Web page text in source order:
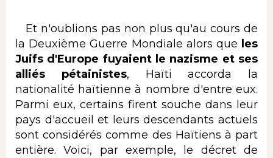
Et n'oublions pas non plus qu'au cours de
la Deuxième Guerre Mondiale alors que les
Juifs d'Europe fuyaient le nazisme et ses
alliés pétainistes, Haïti accorda la
nationalité haïtienne à nombre d'entre eux.
Parmi eux, certains firent souche dans leur
pays d'accueil et leurs descendants actuels
sont considérés comme des Haïtiens à part
entière. Voici, par exemple, le décret de